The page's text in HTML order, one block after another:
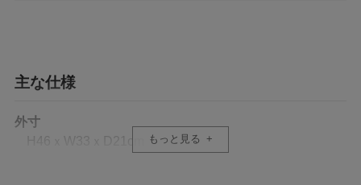
主な仕様
外寸
もっと見る